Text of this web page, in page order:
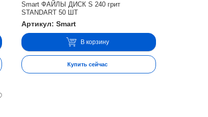
Smart ФАЙЛЫ ДИСК S 240 грит
STANDART 50 ШТ
Артикул: Smart
В корзину
Купить сейчас